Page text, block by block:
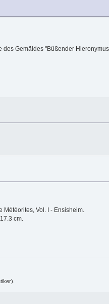
Gemäldes "Büßender
Vol. I - Ensisheim.
cm.